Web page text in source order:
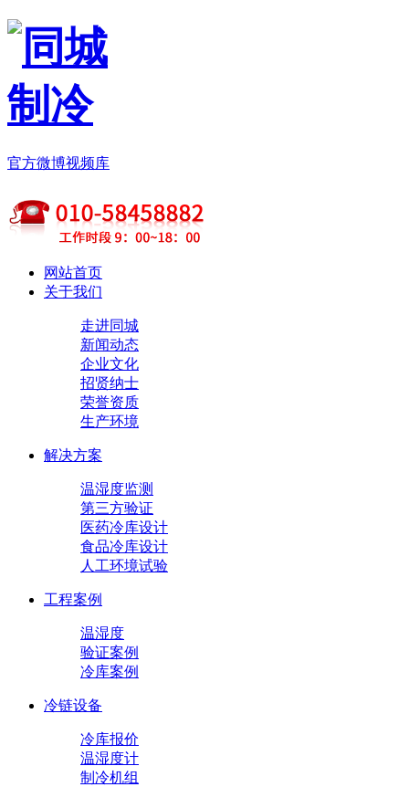
官方微博视频库
网站首页
关于我们
走进同城
新闻动态
企业文化
招贤纳士
荣誉资质
生产环境
解决方案
温湿度监测
第三方验证
医药冷库设计
食品冷库设计
人工环境试验
工程案例
温湿度
验证案例
冷库案例
冷链设备
冷库报价
温湿度计
制冷机组